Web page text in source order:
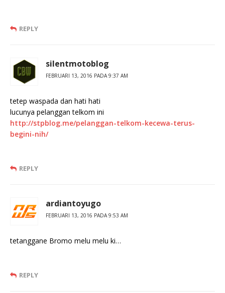
REPLY
silentmotoblog
FEBRUARI 13, 2016 PADA 9:37 AM
tetep waspada dan hati hati
lucunya pelanggan telkom ini
http://stpblog.me/pelanggan-telkom-kecewa-terus-
begini-nih/
REPLY
ardiantoyugo
FEBRUARI 13, 2016 PADA 9:53 AM
tetanggane Bromo melu melu ki…
REPLY